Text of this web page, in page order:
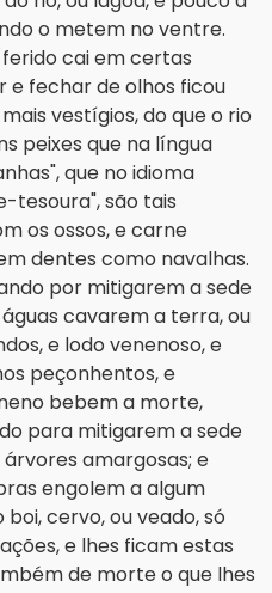
o metem no ventre.
cai em certas
e fechar de olhos ficou
vestígios, do que o rio
peixes que na língua
que no idioma
tesoura", são tais
os ossos, e carne
dentes como navalhas.
por mitigarem a sede
cavarem a terra, ou
e lodo venenoso, e
peçonhentos, e
bebem a morte,
para mitigarem a sede
amargosas; e
engolem a algum
cervo, ou veado, só
e lhes ficam estas
de morte o que lhes